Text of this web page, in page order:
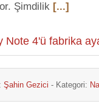
Şimdilik [...]
Note 4'ü fabrika
Şahin Gezici - Kategori: